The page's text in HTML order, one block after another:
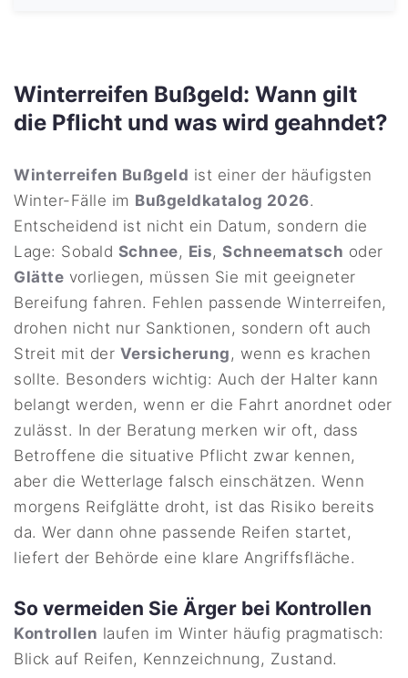
Winterreifen Bußgeld: Wann gilt
die Pflicht und was wird geahndet?
Winterreifen Bußgeld ist einer der häufigsten
Winter-Fälle im Bußgeldkatalog 2026.
Entscheidend ist nicht ein Datum, sondern die
Lage: Sobald Schnee, Eis,Schneematsch oder
Glätte vorliegen, müssen Sie mit geeigneter
Bereifung fahren. Fehlen passende Winterreifen,
drohen nicht nur Sanktionen, sondern oft auch
Streit mit der Versicherung, wenn es krachen
sollte. Besonders wichtig: Auch der Halter kann
belangt werden, wenn er die Fahrt anordnet oder
zulässt. In der Beratung merken wir oft, dass
Betroffene die situative Pflicht zwar kennen,
aber die Wetterlage falsch einschätzen. Wenn
morgens Reifglätte droht, ist das Risiko bereits
da. Wer dann ohne passende Reifen startet,
liefert der Behörde eine klare Angriffsfläche.
So vermeiden Sie Ärger bei Kontrollen
Kontrollen laufen im Winter häufig pragmatisch:
Blick auf Reifen, Kennzeichnung, Zustand.